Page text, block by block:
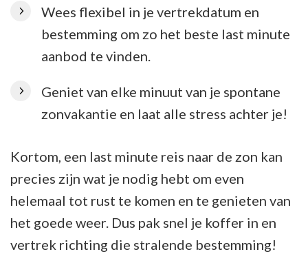
Wees flexibel in je vertrekdatum en
bestemming om zo het beste last minute
aanbod te vinden.
Geniet van elke minuut van je spontane
zonvakantie en laat alle stress achter je!
Kortom, een last minute reis naar de zon kan
precies zijn wat je nodig hebt om even
helemaal tot rust te komen en te genieten van
het goede weer. Dus pak snel je koffer in en
vertrek richting die stralende bestemming!